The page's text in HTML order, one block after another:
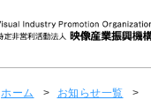
ホーム > お知らせ一覧 >